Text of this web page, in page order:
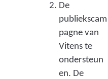
De
publiekscam
pagne van
Vitens te
ondersteun
en. De